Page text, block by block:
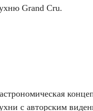
Grand Cru.
с авторским